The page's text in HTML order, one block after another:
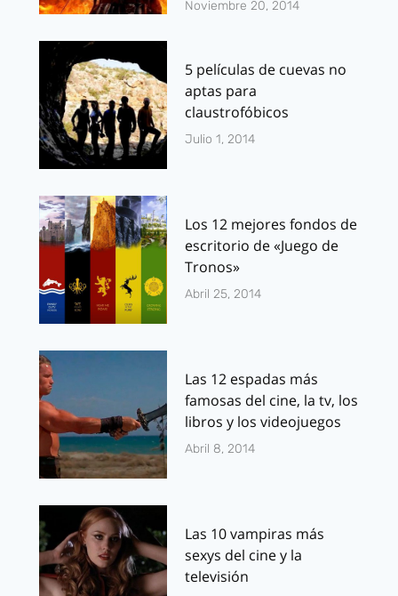
Noviembre 20, 2014
5 películas de cuevas no
aptas para
claustrofóbicos
Julio 1, 2014
Los 12 mejores fondos de
escritorio de «Juego de
Tronos»
Abril 25, 2014
Las 12 espadas más
famosas del cine, la tv, los
libros y los videojuegos
Abril 8, 2014
Las 10 vampiras más
sexys del cine y la
televisión